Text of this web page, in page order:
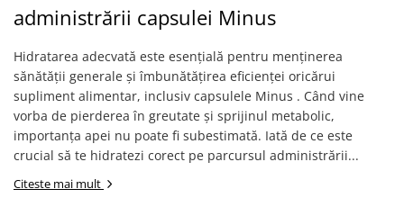
administrării capsulei Minus
Hidratarea adecvată este esențială pentru menținerea
sănătății generale și îmbunătățirea eficienței oricărui
supliment alimentar, inclusiv capsulele Minus . Când vine
vorba de pierderea în greutate și sprijinul metabolic,
importanța apei nu poate fi subestimată. Iată de ce este
crucial să te hidratezi corect pe parcursul administrării...
Citeste mai mult